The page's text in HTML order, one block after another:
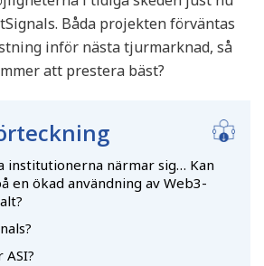
Båda projekten förväntas
inför nästa tjurmarknad, så
att prestera bäst?
institutionerna närmar sig… Kan
en ökad användning av Web3-